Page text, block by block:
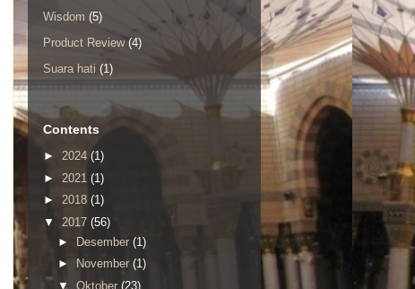
Wisdom (5)
Product Review (4)
Suara hati (1)
Contents
► 2024 (1)
► 2021 (1)
► 2018 (1)
▼ 2017 (56)
► Desember (1)
►
November (1)
▼ Oktober (23)